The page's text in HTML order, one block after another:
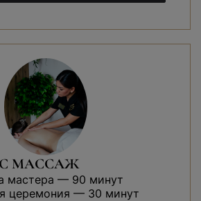
МАССАЖ
мастера — 90 минут
церемония — 30 минут